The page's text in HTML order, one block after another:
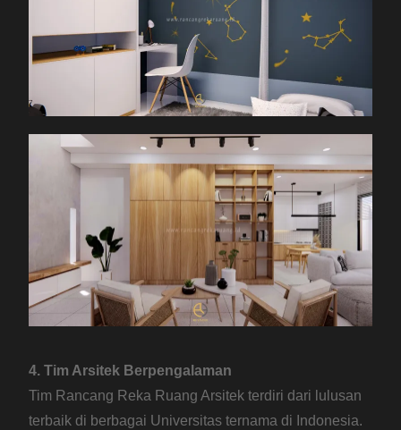
4. Tim Arsitek Berpengalaman
Tim Rancang Reka Ruang Arsitek terdiri dari lulusan
terbaik di berbagai Universitas ternama di Indonesia.